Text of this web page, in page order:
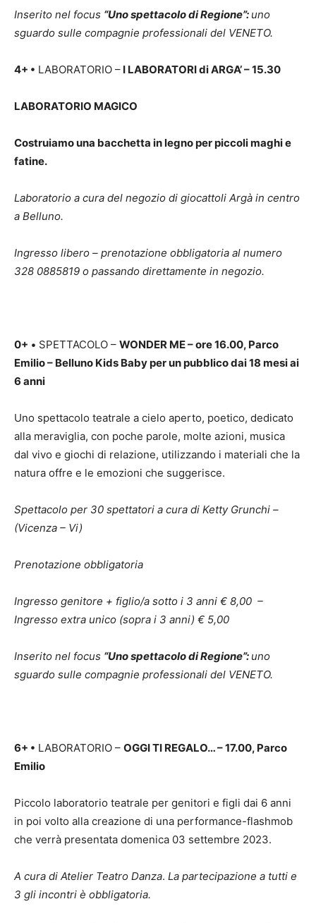
Inserito nel focus “Uno spettacolo di Regione”: uno
sguardo sulle compagnie professionali del VENETO.
4+ • LABORATORIO – I LABORATORI di ARGA’ – 15.30
LABORATORIO MAGICO
Costruiamo una bacchetta in legno per piccoli maghi e
fatine.
Laboratorio a cura del negozio di giocattoli Argà in centro
a Belluno.
Ingresso libero – prenotazione obbligatoria al numero
328 0885819 o passando direttamente in negozio.
0+ • SPETTACOLO – WONDER ME – ore 16.00, Parco
Emilio – Belluno Kids Baby per un pubblico dai 18 mesi ai
6 anni
Uno spettacolo teatrale a cielo aperto, poetico, dedicato
alla meraviglia, con poche parole, molte azioni, musica
dal vivo e giochi di relazione, utilizzando i materiali che la
natura offre e le emozioni che suggerisce.
Spettacolo per 30 spettatori a cura di Ketty Grunchi –
(Vicenza – Vi)
Prenotazione obbligatoria
Ingresso genitore + figlio/a sotto i 3 anni € 8,00 –
Ingresso extra unico (sopra i 3 anni) € 5,00
Inserito nel focus “Uno spettacolo di Regione”: uno
sguardo sulle compagnie professionali del VENETO.
6+ • LABORATORIO – OGGI TI REGALO… – 17.00, Parco
Emilio
Piccolo laboratorio teatrale per genitori e figli dai 6 anni
in poi volto alla creazione di una performance-flashmob
che verrà presentata domenica 03 settembre 2023.
A cura di Atelier Teatro Danza. La partecipazione a tutti e
3 gli incontri è obbligatoria.